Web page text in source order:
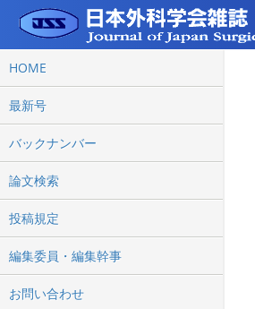
HOME
最新号
バックナンバー
論文検索
投稿規定
編集委員・編集幹事
お問い合わせ